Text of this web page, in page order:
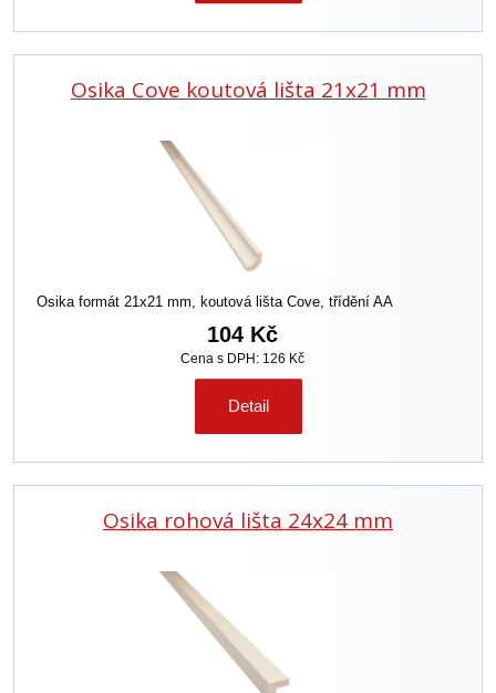
Osika Cove koutová lišta 21x21 mm
Osika formát 21x21 mm, koutová lišta Cove, třídění AA
104 Kč
Cena s DPH: 126 Kč
Detail
Osika rohová lišta 24x24 mm